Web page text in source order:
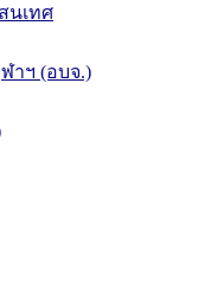
นเทศ
าฯ (อบจ.)